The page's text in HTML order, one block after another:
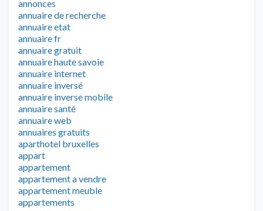
annonces
annuaire de recherche
annuaire etat
annuaire fr
annuaire gratuit
annuaire haute savoie
annuaire internet
annuaire inversé
annuaire inverse mobile
annuaire santé
annuaire web
annuaires gratuits
aparthotel bruxelles
appart
appartement
appartement a vendre
appartement meuble
appartements